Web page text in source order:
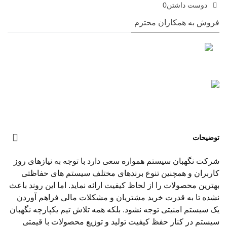
دوست داشتن0
فروش به همکاران محترم
توضیحات
شرکت نگهبان سیستم همواره سعی دارد با توجه به نیازهای روز
کاربران و همچنین تنوع برندهای مختلف سیستم های حفاظتی
بهترین محصولات را از لحاظ کیفیت ارائه نماید. اما این روند باعث
نشده تا به قدرت خرید مشتریان و مشکلات مالی فراهم آوردن
یک سیستم امنیتی توجه نشود. بلکه همه تلاش تیم یکپارچه نگهبان
سیستم در کنار حفظ کیفیت تولید و توزیع محصولات با قیمتی